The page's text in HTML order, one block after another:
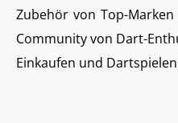
Zubehör von Top-
Community von Dart-
Einkaufen und